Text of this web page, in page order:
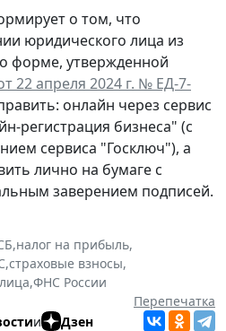
о том, что
юридического лица из
форме, утвержденной
22 апреля 2024 г. № ЕД-7-
онлайн через сервис
регистрация бизнеса" (с
сервиса "Госключ"), а
лично на бумаге с
заверением подписей.
,налог на прибыль,
,страховые взносы,
,ФНС России
Перепечатка
и Дзен